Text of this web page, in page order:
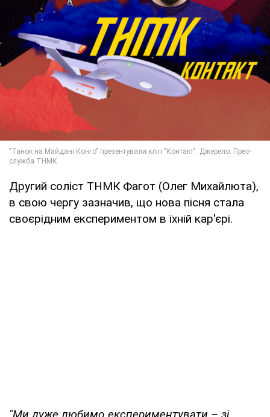
Другий соліст ТНМК Фагот (Олег Михайлюта),
в свою чергу зазначив, що нова пісня стала
своєрідним експериментом в їхній кар'єрі.
"Ми дуже любимо експериментувати – зі